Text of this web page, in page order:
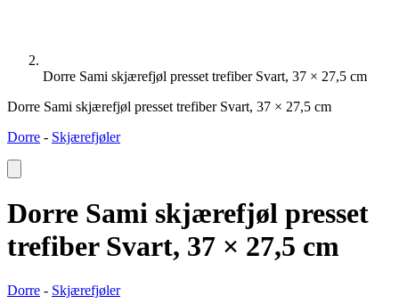
Dorre Sami skjærefjøl presset trefiber Svart, 37 × 27,5 cm
Dorre Sami skjærefjøl presset trefiber Svart, 37 × 27,5 cm
Dorre - Skjærefjøler
Dorre Sami skjærefjøl presset
trefiber Svart, 37 × 27,5 cm
Dorre - Skjærefjøler